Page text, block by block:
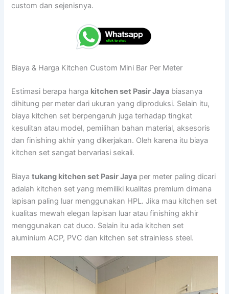
custom dan sejenisnya.
Biaya & Harga Kitchen Custom Mini Bar Per Meter
Estimasi berapa harga kitchen set Pasir Jaya biasanya
dihitung per meter dari ukuran yang diproduksi. Selain itu,
biaya kitchen set berpengaruh juga terhadap tingkat
kesulitan atau model, pemilihan bahan material, aksesoris
dan finishing akhir yang dikerjakan. Oleh karena itu biaya
kitchen set sangat bervariasi sekali.
Biayatukang kitchen set Pasir Jaya per meter paling dicari
adalah kitchen set yang memiliki kualitas premium dimana
lapisan paling luar menggunakan HPL. Jika mau kitchen set
kualitas mewah elegan lapisan luar atau finishing akhir
menggunakan cat duco. Selain itu ada kitchen set
aluminium ACP, PVC dan kitchen set strainless steel.